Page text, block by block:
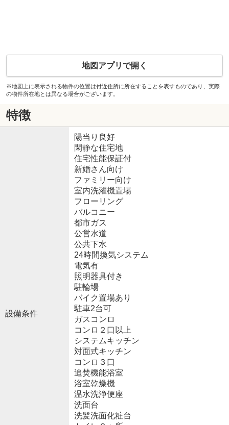
地図アプリで開く
※地図上に表示される物件の位置は付近住所に所在することを表すものであり、実際
の物件所在地とは異なる場合がございます。
特徴
設備条件
陽当り良好
閑静な住宅地
住宅性能保証付
新婚さん向け
ファミリー向け
室内洗濯機置場
フローリング
バルコニー
都市ガス
公営水道
公共下水
24時間換気システム
電気有
照明器具付き
駐輪場
バイク置場あり
駐車2台可
ガスコンロ
コンロ２口以上
システムキッチン
対面式キッチン
コンロ３口
追焚機能浴室
浴室乾燥機
温水洗浄便座
洗面台
洗髪洗面化粧台